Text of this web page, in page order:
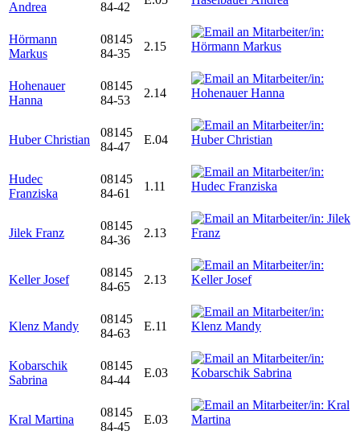
Andrea
84-42
Hörmann
Markus
08145
84-35
2.15
Hohenauer
Hanna
08145
84-53
2.14
Huber Christian
08145
84-47
E.04
Hudec
Franziska
08145
84-61
1.11
Jilek Franz
08145
84-36
2.13
Keller Josef
08145
84-65
2.13
Klenz Mandy
08145
84-63
E.11
Kobarschik
Sabrina
08145
84-44
E.03
Kral Martina
08145
84-45
E.03